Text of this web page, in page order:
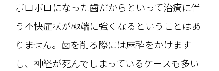
ボロボロになった歯だからといって治療に伴
う不快症状が極端に強くなるということはあ
りません。歯を削る際には麻酔をかけます
し、神経が死んでしまっているケースも多い